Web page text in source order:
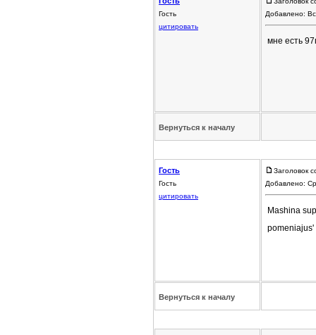
Гость
цитировать
Добавлено:
мне есть
Вернуться к началу
Гость
Гость
цитировать
Заголовок
Добавлено:
Mashina
pomeniajus'
Вернуться к началу